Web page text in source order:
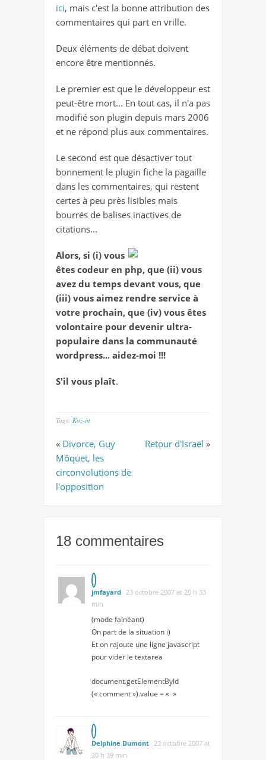
ici, mais c'est la bonne attribution des
commentaires qui part en vrille.
Deux éléments de débat doivent
encore être mentionnés.
Le premier est que le développeur est
peut-être mort... En tout cas, il n'a pas
modifié son plugin depuis mars 2006
et ne répond plus aux commentaires.
Le second est que désactiver tout
bonnement le plugin fiche la pagaille
dans les commentaires, qui restent
certes à peu près lisibles mais
bourrés de balises inactives de
citations...
Alors, si (i) vous
êtes codeur en php, que (ii) vous
avez du temps devant vous, que
(iii) vous aimez rendre service à
votre prochain, que (iv) vous êtes
volontaire pour devenir ultra-
populaire dans la communauté
wordpress... aidez-moi !!!
S'il vous plaît.
Tags: Koz-in
« Divorce, Guy
Môquet, les
circonvolutions de
l'opposition
Retour d'Israël »
18 commentaires
jmfayard 23 octobre 2007 at 20 h 33
min
(mode fainéant)
On part de la situation i)
Et on rajoute une ligne javascript
pour vider le textarea
document.getElementById
(« comment »).value = « »
Delphine Dumont 23 octobre 2007 at
20 h 39 min